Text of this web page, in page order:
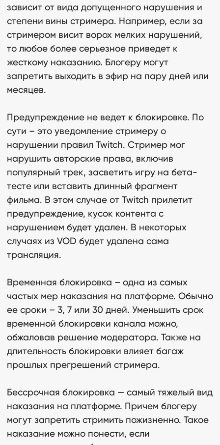
зависит от вида допущенного нарушения и
степени вины стримера. Например, если за
стримером висит ворох мелких нарушений,
то любое более серьезное приведет к
жесткому наказанию. Блогеру могут
запретить выходить в эфир на пару дней или
месяцев.
Предупреждение не ведет к блокировке. По
сути – это уведомление стримеру о
нарушении правил Twitch. Стример мог
нарушить авторские права, включив
популярный трек, засветить игру на бета-
тесте или вставить длинный фрагмент
фильма. В этом случае от Twitch прилетит
предупреждение, кусок контента с
нарушением будет удален. В некоторых
случаях из VOD будет удалена сама
трансляция.
Временная блокировка – одна из самых
частых мер наказания на платформе. Обычно
ее сроки – 3, 7 или 30 дней. Уменьшить срок
временной блокировки канала можно,
обжаловав решение модератора. Также на
длительность блокировки влияет багаж
прошлых прегрешений стримера.
Бессрочная блокировка — самый тяжелый вид
наказания на платформе. Причем блогеру
могут запретить стримить пожизненно. Такое
наказание можно понести, если